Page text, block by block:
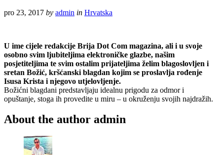
pro 23, 2017 by admin in Hrvatska
U ime cijele redakcije Brija Dot Com magazina, ali i u svoje
osobno svim ljubiteljima elektroničke glazbe, našim
posjetiteljima te svim ostalim prijateljima želim blagoslovljen i
sretan Božić, kršćanski blagdan kojim se proslavlja rođenje
Isusa Krista i njegovo utjelovljenje.
Božićni blagdani predstavljaju idealnu prigodu za odmor i
opuštanje, stoga ih provedite u miru – u okruženju svojih najdražih.
About the author admin